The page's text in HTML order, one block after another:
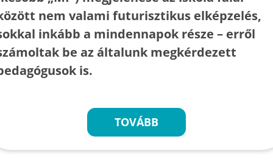
nem valami futurisztikus elképzelés,
inkább a mindennapok része – erről
be az általunk megkérdezett
is.
TOVÁBB